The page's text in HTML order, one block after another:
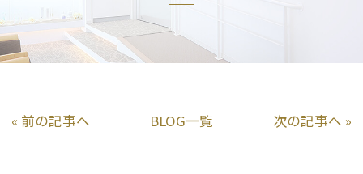
« 前の記事へ │BLOG一覧│ 次の記事へ »